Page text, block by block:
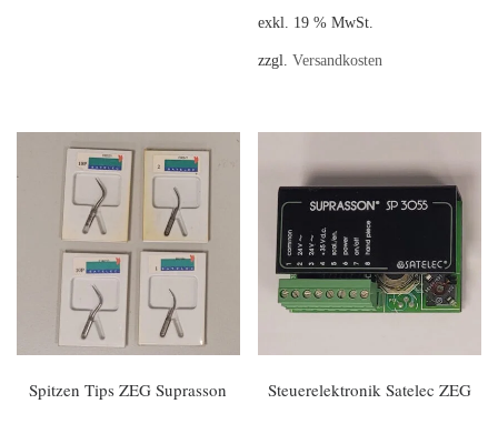
exkl. 19 % MwSt.
zzgl.Versandkosten
Spitzen Tips ZEG Suprasson Steuerelektronik Satelec ZEG